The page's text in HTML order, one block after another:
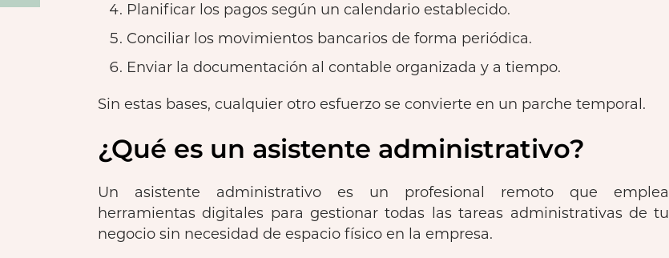
Planificar los pagos según un calendario establecido.
Conciliar los movimientos bancarios de forma periódica.
Enviar la documentación al contable organizada y a tiempo.
Sin estas bases, cualquier otro esfuerzo se convierte en un parche temporal.
¿Qué es un asistente administrativo?
Un asistente administrativo es un profesional remoto que emplea
herramientas digitales para gestionar todas las tareas administrativas de tu
negocio sin necesidad de espacio físico en la empresa.